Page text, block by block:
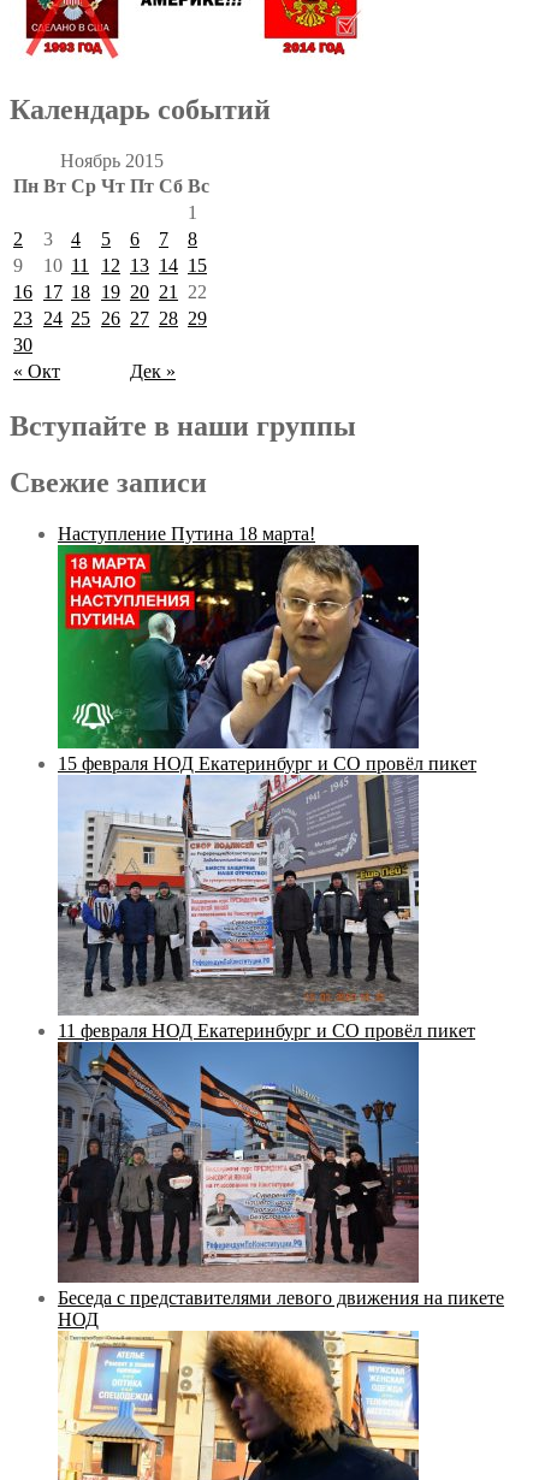
Календарь событий
Ноябрь 2015
Пн Вт Ср Чт Пт Сб Вс
« Окт Дек »
1
2
3 4 5 6 7
8
9
10 11 12 13 14 15
16 17 18 19 20 21
22
23 24 25 26 27 28 29
30
Вступайте в наши группы
Свежие записи
Наступление Путина 18 марта!
15 февраля НОД Екатеринбург и СО провёл пикет
11 февраля НОД Екатеринбург и СО провёл пикет
Беседа с представителями левого движения на пикете
НОД